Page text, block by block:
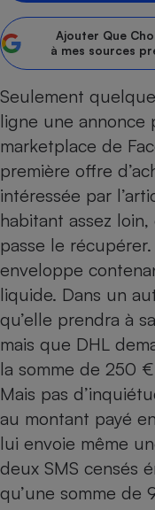
Ajouter Que
à mes sources
Seulement
ligne une annonce
marketplace de
première offre
intéressée par
habitant assez
passe le
enveloppe
liquide. Dans un
qu’elle prendra à
mais que DHL
la somme de 250
Mais pas
au montant payé
lui envoie même
deux SMS censés
qu’une somme